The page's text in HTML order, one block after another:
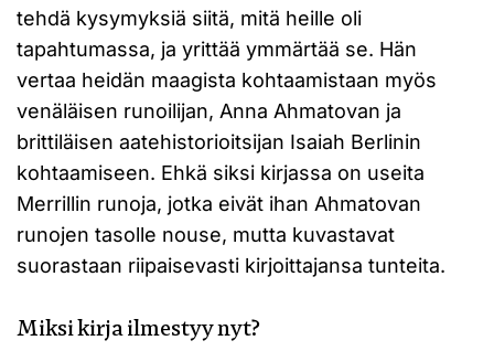
tehdä kysymyksiä siitä, mitä heille oli
tapahtumassa, ja yrittää ymmärtää se. Hän
vertaa heidän maagista kohtaamistaan myös
venäläisen runoilijan, Anna Ahmatovan ja
brittiläisen aatehistorioitsijan Isaiah Berlinin
kohtaamiseen. Ehkä siksi kirjassa on useita
Merrillin runoja, jotka eivät ihan Ahmatovan
runojen tasolle nouse, mutta kuvastavat
suorastaan riipaisevasti kirjoittajansa tunteita.
Miksi kirja ilmestyy nyt?